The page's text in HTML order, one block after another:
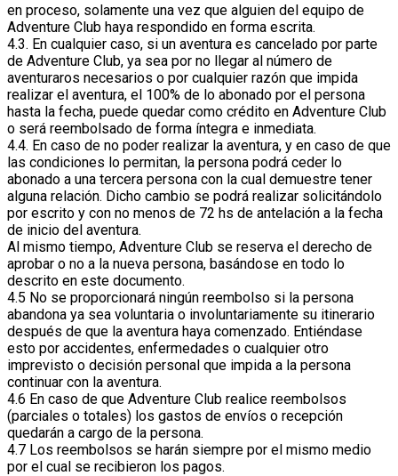
en proceso, solamente una vez que alguien del equipo de
Adventure Club haya respondido en forma escrita.
4.3. En cualquier caso, si un aventura es cancelado por parte
de Adventure Club, ya sea por no llegar al número de
aventuraros necesarios o por cualquier razón que impida
realizar el aventura, el 100% de lo abonado por el persona
hasta la fecha, puede quedar como crédito en Adventure Club
o será reembolsado de forma íntegra e inmediata.
4.4. En caso de no poder realizar la aventura, y en caso de que
las condiciones lo permitan, la persona podrá ceder lo
abonado a una tercera persona con la cual demuestre tener
alguna relación. Dicho cambio se podrá realizar solicitándolo
por escrito y con no menos de 72 hs de antelación a la fecha
de inicio del aventura.
Al mismo tiempo, Adventure Club se reserva el derecho de
aprobar o no a la nueva persona, basándose en todo lo
descrito en este documento.
4.5 No se proporcionará ningún reembolso si la persona
abandona ya sea voluntaria o involuntariamente su itinerario
después de que la aventura haya comenzado. Entiéndase
esto por accidentes, enfermedades o cualquier otro
imprevisto o decisión personal que impida a la persona
continuar con la aventura.
4.6 En caso de que Adventure Club realice reembolsos
(parciales o totales) los gastos de envíos o recepción
quedarán a cargo de la persona.
4.7 Los reembolsos se harán siempre por el mismo medio
por el cual se recibieron los pagos.